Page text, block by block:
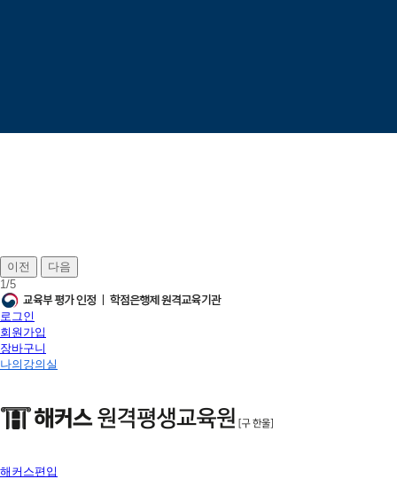
이전
다음
1/5
로그인
회원가입
장바구니
나의강의실
해커스편입